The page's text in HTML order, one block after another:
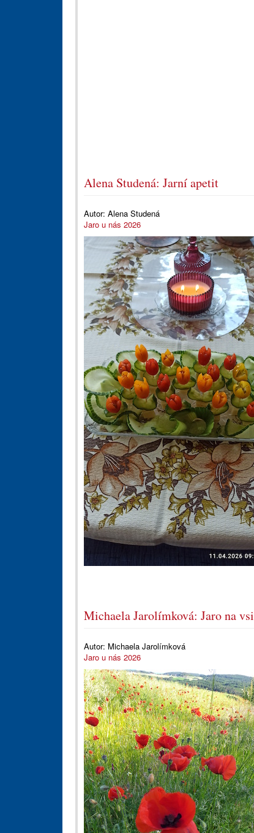
Alena Studená: Jarní apetit
Autor: Alena Studená
Jaro u nás 2026
Michaela Jarolímková: Jaro na vsi
Autor: Michaela Jarolímková
Jaro u nás 2026